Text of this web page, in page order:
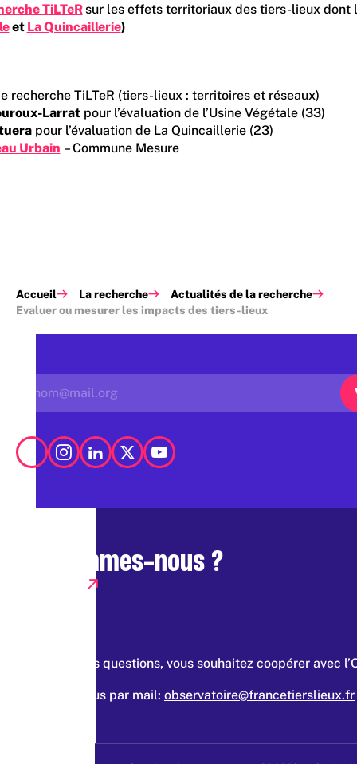
TiLTeRsur les effets territoriaux des tiers-lieux dont
et La Quincaillerie)
recherche TiLTeR (tiers-lieux : territoires et réseaux)
Larratpour l’évaluation de l’Usine Végétale (33)
pour l’évaluation de La Quincaillerie (23)
Urbain – Commune Mesure
Accueil La recherche
Actualités de la recherche
Evaluer ou mesurer les impacts des tiers-lieux
Qui sommes-nous ?
Vous avez des questions, vous souhaitez coopérer avec
Contacter nous par mail: observatoire@francetierslieux.fr